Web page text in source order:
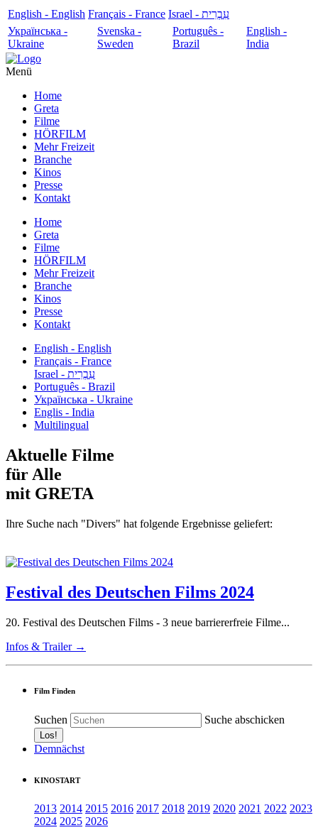
English - English Français - France
עִבְרִית - Israel
Українська -
Ukraine
Svenska -
Sweden
Português -
Brazil
English -
India
Menü
Home
Greta
Filme
HÖRFILM
Mehr Freizeit
Branche
Kinos
Presse
Kontakt
Home
Greta
Filme
HÖRFILM
Mehr Freizeit
Branche
Kinos
Presse
Kontakt
English - English
Français - France
עִבְרִית - Israel
Português - Brazil
Українська - Ukraine
Englis - India
Multilingual
Aktuelle Filme
für Alle
mit GRETA
Ihre Suche nach "Divers" hat folgende Ergebnisse geliefert:
Festival des Deutschen Films 2024
20. Festival des Deutschen Films - 3 neue barriererfreie Filme...
Infos & Trailer →
Film Finden
Suchen Suche abschicken
Demnächst
KINOSTART
2013 2014 2015 2016 2017 2018 2019 2020 2021 2022 2023
2024 2025 2026